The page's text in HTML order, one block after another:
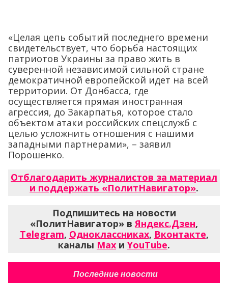
«Целая цепь событий последнего времени
свидетельствует, что борьба настоящих
патриотов Украины за право жить в
суверенной независимой сильной стране
демократичной европейской идет на всей
территории. От Донбасса, где
осуществляется прямая иностранная
агрессия, до Закарпатья, которое стало
объектом атаки российских спецслужб с
целью усложнить отношения с нашими
западными партнерами», – заявил
Порошенко.
Отблагодарить журналистов за материал
и поддержать «ПолитНавигатор».
Подпишитесь на новости
«ПолитНавигатор» в Яндекс.Дзен,
Telegram, Одноклассниках, Вконтакте,
каналы Max и YouTube.
Последние новости